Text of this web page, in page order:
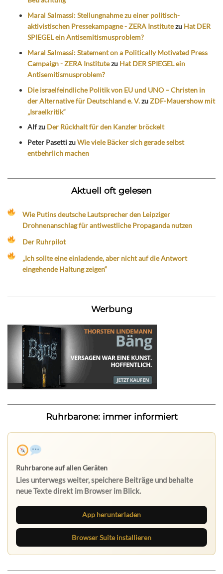
Maral Salmassi: Stellungnahme zu einer politisch-
aktivistischen Pressekampagne - ZERA Institutezu Hat DER
SPIEGEL ein Antisemitismusproblem?
Maral Salmassi: Statement on a Politically Motivated Press
Campaign - ZERA Institutezu Hat DER SPIEGEL ein
Antisemitismusproblem?
Die israelfeindliche Politik von EU und UNO – Christen in
der Alternative für Deutschland e. V.zuZDF-Mauershow mit
„Israelkritik“
Alfzu Der Rückhalt für den Kanzler bröckelt
Peter PasettizuWie viele Bäcker sich gerade selbst
entbehrlich machen
Aktuell oft gelesen
Wie Putins deutsche Lautsprecher den Leipziger
Drohnenanschlag für antiwestliche Propaganda nutzen
Der Ruhrpilot
„Ich sollte eine einladende, aber nicht auf die Antwort
eingehende Haltung zeigen“
Werbung
Ruhrbarone: immer informiert
Ruhrbarone auf allen Geräten
Lies unterwegs weiter, speichere Beiträge und behalte
neue Texte direkt im Browser im Blick.
App herunterladen
Browser Suite installieren